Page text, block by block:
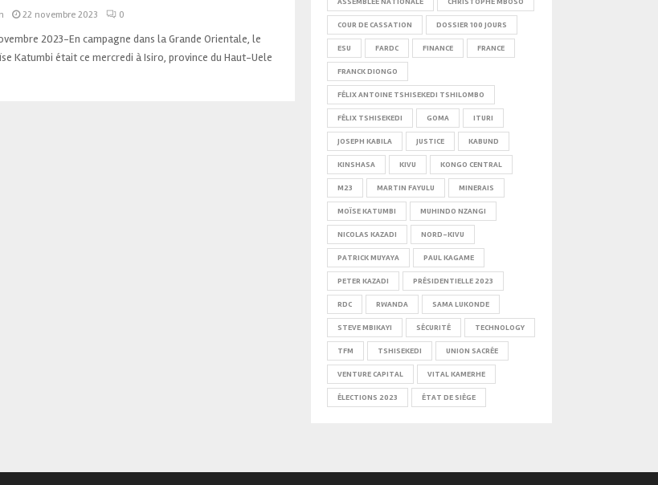
22 novembre 2023 0
2023-En campagne dans la Grande Orientale, le
Katumbi était ce mercredi à Isiro, province du Haut-Uele
COUR DE CASSATION DOSSIER 100 JOURS
ESU FARDC FINANCE FRANCE
FRANCK DIONGO
FÉLIX ANTOINE TSHISEKEDI TSHILOMBO
FÉLIX TSHISEKEDI GOMA ITURI
JOSEPH KABILA JUSTICE KABUND
KINSHASA KIVU KONGO CENTRAL
M23 MARTIN FAYULU MINERAIS
MOÏSE KATUMBI MUHINDO NZANGI
NICOLAS KAZADI NORD-KIVU
PATRICK MUYAYA PAUL KAGAME
PETER KAZADI PRÉSIDENTIELLE 2023
RDC RWANDA SAMA LUKONDE
STEVE MBIKAYI SÉCURITÉ TECHNOLOGY
TFM TSHISEKEDI UNION SACRÉE
VENTURE CAPITAL VITAL KAMERHE
ÉLECTIONS 2023 ÉTAT DE SIÈGE